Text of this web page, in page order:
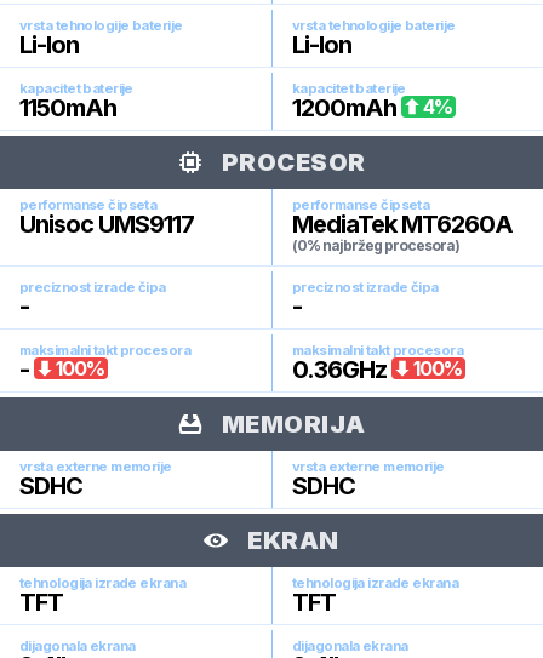
vrsta tehnologije baterije
Li-Ion
vrsta tehnologije baterije
Li-Ion
kapacitet baterije
1150mAh
kapacitet baterije
1200mAh 4%
PROCESOR
performanse čipseta
Unisoc UMS9117
performanse čipseta
MediaTek MT6260A
(0% najbržeg procesora)
preciznost izrade čipa
-
preciznost izrade čipa
-
maksimalni takt procesora
- 100%
maksimalni takt procesora
0.36GHz 100%
MEMORIJA
vrsta externe memorije
SDHC
vrsta externe memorije
SDHC
EKRAN
tehnologija izrade ekrana
TFT
tehnologija izrade ekrana
TFT
dijagonala ekrana dijagonala ekrana